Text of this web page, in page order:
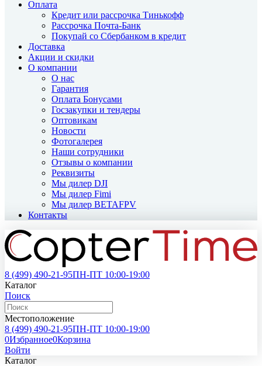
Оплата
Кредит или рассрочка Тинькофф
Рассрочка Почта-Банк
Покупай со Сбербанком в кредит
Доставка
Акции и скидки
О компании
О нас
Гарантия
Оплата Бонусами
Госзакупки и тендеры
Оптовикам
Новости
Фотогалерея
Наши сотрудники
Отзывы о компании
Реквизиты
Мы дилер DJI
Мы дилер Fimi
Мы дилер BETAFPV
Контакты
8 (499) 490-21-95ПН-ПТ 10:00-19:00
Каталог
Поиск
Местоположение
8 (499) 490-21-95ПН-ПТ 10:00-19:00
0Избранное0Корзина
Войти
Каталог